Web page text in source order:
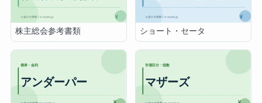
株主総会参考書類 ショート・セータ